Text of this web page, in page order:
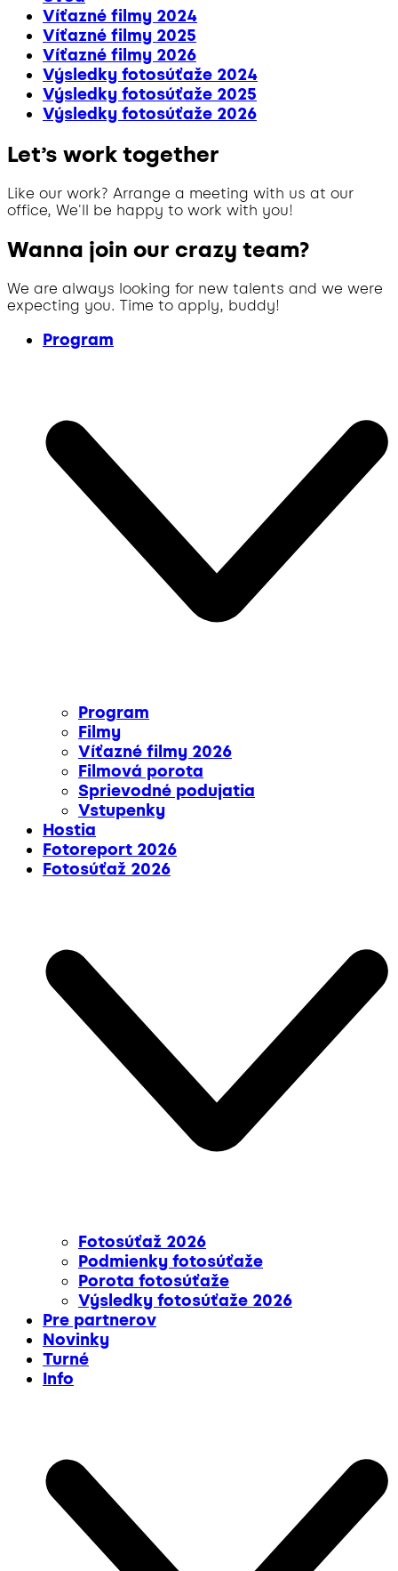
Víťazné filmy 2024
Víťazné filmy 2025
Víťazné filmy 2026
Výsledky fotosúťaže 2024
Výsledky fotosúťaže 2025
Výsledky fotosúťaže 2026
Let’s work together
Like our work? Arrange a meeting with us at our
office, We'll be happy to work with you!
Wanna join our crazy team?
We are always looking for new talents and we were
expecting you. Time to apply, buddy!
Program
Program
Filmy
Víťazné filmy 2026
Filmová porota
Sprievodné podujatia
Vstupenky
Hostia
Fotoreport 2026
Fotosúťaž 2026
Fotosúťaž 2026
Podmienky fotosúťaže
Porota fotosúťaže
Výsledky fotosúťaže 2026
Pre partnerov
Novinky
Turné
Info